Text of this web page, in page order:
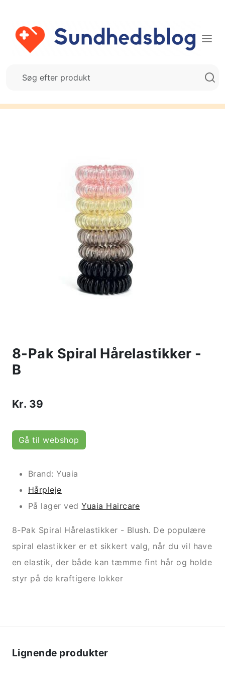
8-Pak Spiral Hårelastikker -
B
Kr. 39
Gå til webshop
Brand: Yuaia
Hårpleje
På lager vedYuaia Haircare
8-Pak Spiral Hårelastikker - Blush. De populære
spiral elastikker er et sikkert valg, når du vil have
en elastik, der både kan tæmme fint hår og holde
styr på de kraftigere lokker
Lignende produkter